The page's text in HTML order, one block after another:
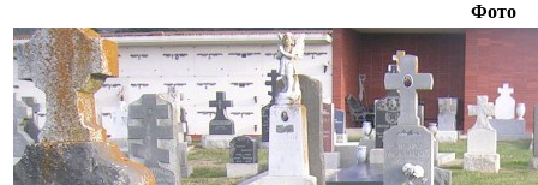
Фото